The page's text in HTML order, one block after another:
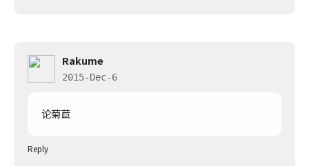
Rakume
2015-Dec-6
论菊苣
Reply